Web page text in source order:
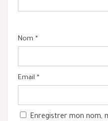
Nom *
Email *
Enregistrer mon nom,